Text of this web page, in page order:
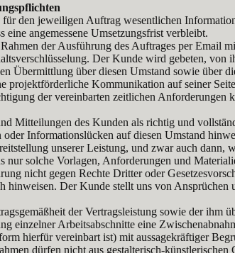
den jeweiligen Auftrag wesentlichen
eine angemessene Umsetzungsfrist verbleibt.
der Ausführung des Auftrages per Email
Der Kunde wird gebeten, von
Übermittlung über diesen Umstand sowie über
projektförderliche Kommunikation auf seiner
der vereinbarten zeitlichen
Mitteilungen des Kunden als richtig und
Informationslücken auf diesen Umstand
unserer Leistung, und zwar auch dann,
nur solche Vorlagen, Anforderungen und
nicht gegen Rechte Dritter oder
hinweisen. Der Kunde stellt uns von
der Vertragsleistung sowie der ihm
einzelner Arbeitsabschnitte eine
hierfür vereinbart ist) mit aussagekräftiger
dürfen nicht aus gestalterisch-